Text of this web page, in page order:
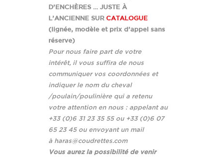
D’ENCHÈRES … JUSTE À
L’ANCIENNE SUR CATALOGUE
(lignée, modèle et prix d’appel sans
réserve)
Pour nous faire part de votre
intérêt, il vous suffira de nous
communiquer vos coordonnées et
indiquer le nom du cheval
/poulain/poulinière qui a retenu
votre attention en nous : appelant au
+33 (0)6 31 23 35 55 ou +33 (0)6 07
65 23 45 ou envoyant un mail
à haras@coudrettes.com
Vous aurez la possibilité de venir